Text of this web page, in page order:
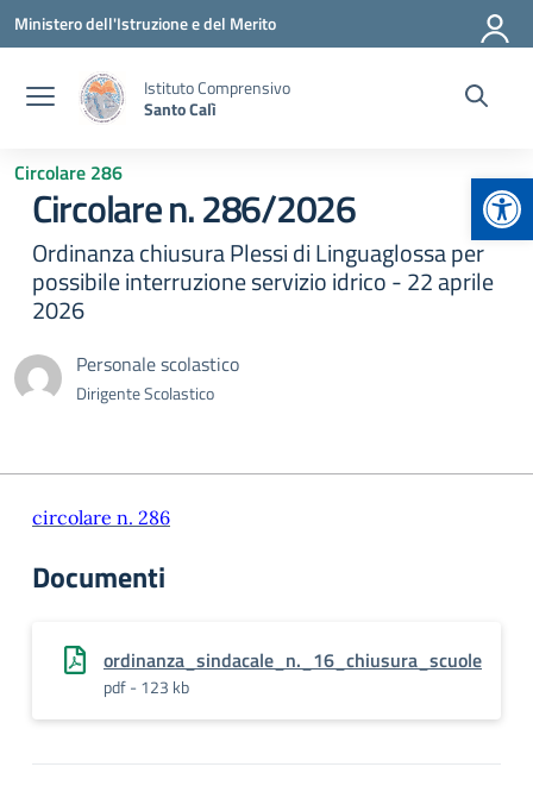
Vai ai contenuti
Vai al menu di navigazione
Vai al footer
Ministero dell'Istruzione e del Merito
Istituto Comprensivo
Santo Calì
Circolare 286
Circolare n. 286/2026
Ordinanza chiusura Plessi di Linguaglossa per
possibile interruzione servizio idrico - 22 aprile
2026
Personale scolastico
Dirigente Scolastico
circolare n. 286
Documenti
ordinanza_sindacale_n._16_chiusura_scuole
pdf - 123 kb